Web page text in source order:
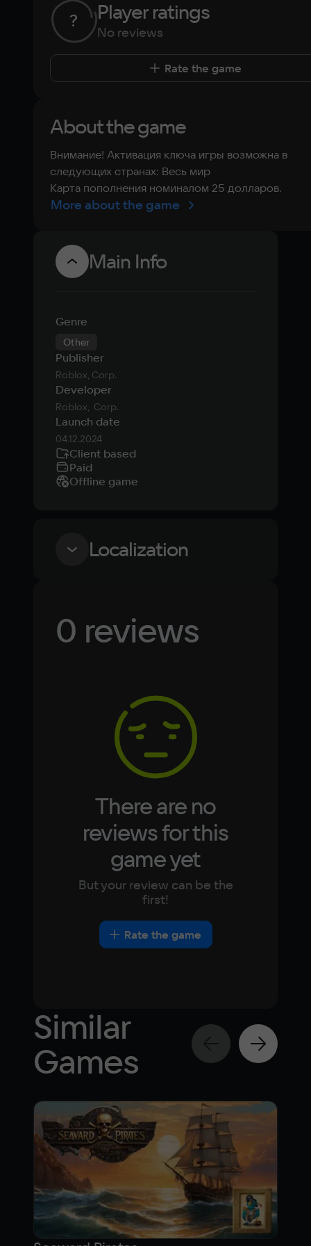
? Player ratings
No reviews
Rate the game
About the game
Внимание! Активация ключа игры возможна в
следующих странах: Весь мир
Карта пополнения номиналом 25 долларов.
More about the game
Main Info
Genre
Other
Publisher
Roblox, Corp.
Developer
Roblox,  Corp.
Launch date
04.12.2024
Client based
Paid
Offline game
Localization
Russian
English
Japanese
0 reviews
There are no
reviews for this
game yet
But your review can be the
first!
Rate the game
Similar
Games